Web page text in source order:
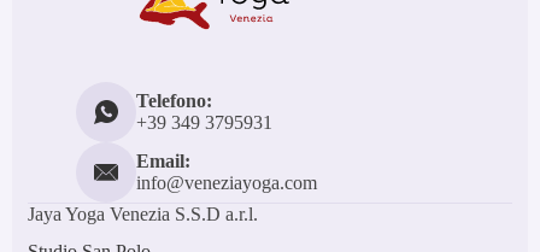
Telefono:
+39 349 3795931
Email:
info@veneziayoga.com
Jaya Yoga Venezia S.S.D a.r.l.